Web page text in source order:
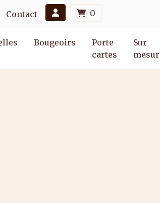
Contact 0
Bougeoirs
Porte
cartes
Sur